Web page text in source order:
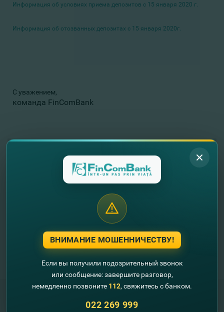
Информация об условиях приема депозитов с 15 января 2020 г.
Информация об отозванных депозитах с 15 января 2020г.
С уважением,
команда FinComBank
Другие новости
ВНИМАНИЕ МОШЕННИЧЕСТВУ!
Если вы получили подозрительный звонок
или сообщение: завершите разговор,
немедленно позвоните 112, свяжитесь с банком.
022 269 999